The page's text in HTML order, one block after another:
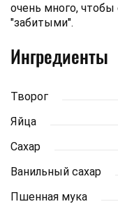
очень много,
"забитыми".
Ингредиенты
Творог
Яйца
Сахар
Ванильный сахар
Пшенная мука